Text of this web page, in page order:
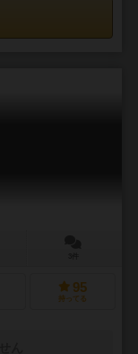
95
持ってる